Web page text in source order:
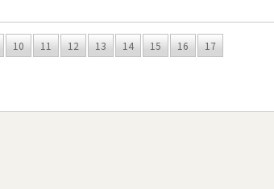
10 11 12 13 14 15 16
17